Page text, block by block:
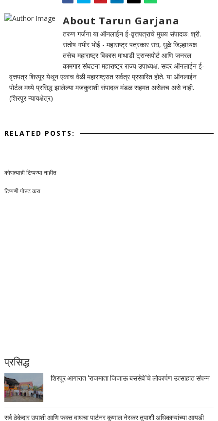
About Tarun Garjana
तरुण गर्जना या ऑनलाईन ई-वृत्तपत्राचे मुख्य संपादक: श्री.
संतोष गंभीर भोई - महाराष्ट्र पत्रकार संघ, धुळे जिल्हाध्यक्ष
तसेच महाराष्ट्र विकास माथाडी ट्रान्सपोर्ट आणि जनरल
कामगार संघटना महाराष्ट्र राज्य उपाध्यक्ष. सदर ऑनलाईन ई-
वृत्तपत्र शिरपूर येथून एकाच वेळी महाराष्ट्रात सर्वत्र प्रसारित होते. या ऑनलाईन
पोर्टल मध्ये प्रसिद्ध झालेल्या मजकुराशी संपादक मंडळ सहमत असेलच असे नाही.
(शिरपूर न्यायक्षेत्र)
RELATED POSTS:
कोणत्याही टिप्पण्‍या नाहीत:
टिप्पणी पोस्ट करा
प्रसिद्ध
शिरपूर आगारात ‘राजमाता जिजाऊ बससेवे’चे लोकार्पण उत्साहात संपन्न
सर्व ठेकेदार उपाशी आणि फक्त वाघचा पार्टनर कुणाल नेरकर तुपाशी अधिकाऱ्यांच्या आयडी